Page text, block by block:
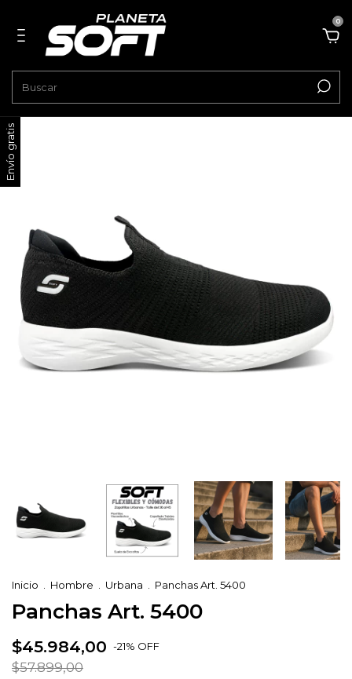
0
Envío gratis
Inicio Hombre Urbana Panchas Art. 5400
Panchas Art. 5400
$45.984,00 -21% OFF
$57.899,00